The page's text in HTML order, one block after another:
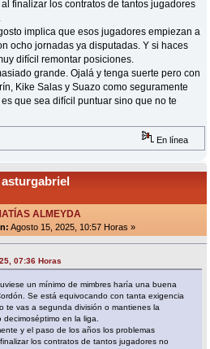
finalizar los contratos de tantos jugadores
implica que esos jugadores empiezan a
ocho jornadas ya disputadas. Y si haces
difícil remontar posiciones.
grande. Ojalá y tenga suerte pero con
Kike Salas y Suazo como seguramente
que sea difícil puntuar sino que no te
En línea
asturgabriel
ALMEYDA
Agosto 15, 2025, 10:57 Horas »
07:36 Horas
un mínimo de mimbres haría una buena
Se está equivocando con tanta exigencia
te vas a segunda división o mantienes la
en la liga.
y el paso de los años los problemas
los contratos de tantos jugadores no